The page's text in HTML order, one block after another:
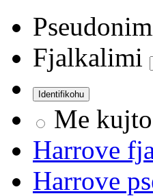
Fjalkalimi
Me kujto
Harrove
Harrove